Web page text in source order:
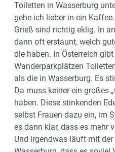
Toiletten in Wasserburg
gehe ich lieber in ein
Grieß sind richtig eklig. In
dann oft erstaunt, welch
die haben. In Österreich
Wanderparkplätzen
als die in Wasserburg. Es
Da muss keiner ein großes
haben. Diese stinkenden
selbst Frauen dazu ein, im
es dann klar, dass es mehr
Und irgendwas läuft mit